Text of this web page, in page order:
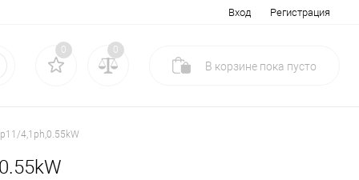
Вход Регистрация
0 0
В корзине пока пусто
4,1ph,0.55kW